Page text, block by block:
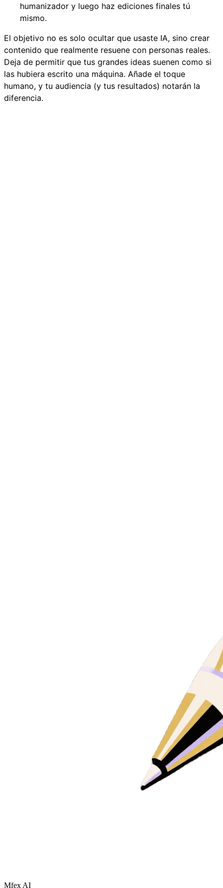
humanizador y luego haz ediciones finales tú
mismo.
El objetivo no es solo ocultar que usaste IA, sino crear
contenido que realmente resuene con personas reales.
Deja de permitir que tus grandes ideas suenen como si
las hubiera escrito una máquina. Añade el toque
humano, y tu audiencia (y tus resultados) notarán la
diferencia.
Mfex AI